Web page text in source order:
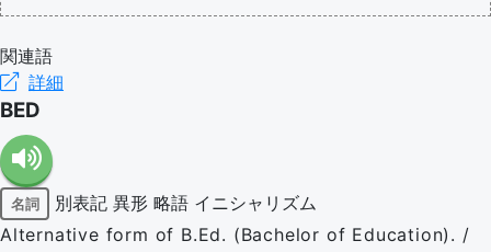
関連語
詳細
BED
名詞 別表記 異形 略語 イニシャリズム
Alternative form of B.Ed. (Bachelor of Education). /